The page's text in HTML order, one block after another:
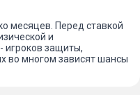
месяцев. Перед ставкой
и
игроков защиты,
во многом зависят шансы